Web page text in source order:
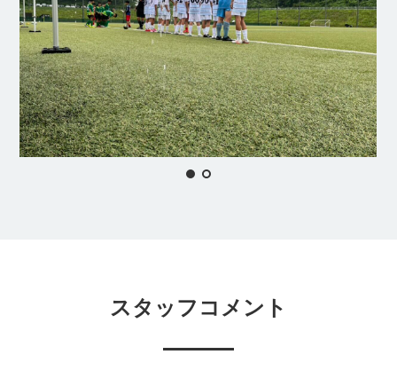
スタッフコメント